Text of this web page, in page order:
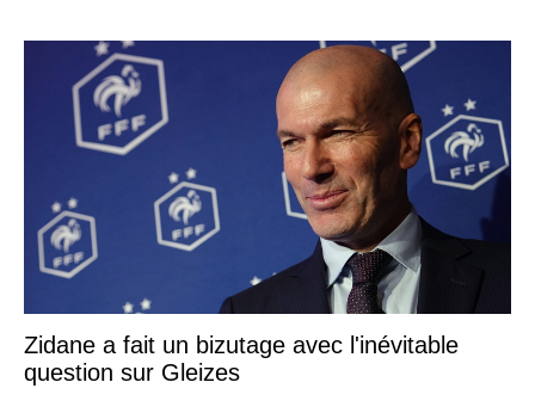
Zidane a fait un bizutage avec l'inévitable
question sur Gleizes